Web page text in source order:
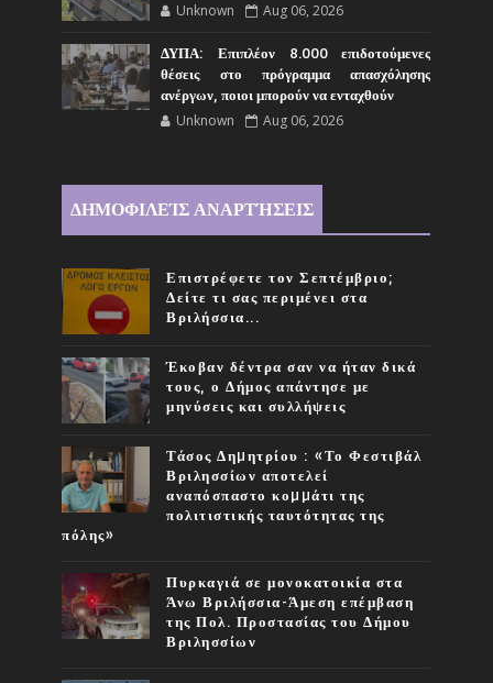
Unknown Aug 06, 2026
ΔΥΠΑ: Επιπλέον 8.000 επιδοτούμενες
θέσεις στο πρόγραμμα απασχόλησης
ανέργων, ποιοι μπορούν να ενταχθούν
Unknown Aug 06, 2026
ΔΗΜΟΦΙΛΕΊΣ ΑΝΑΡΤΉΣΕΙΣ
Επιστρέφετε τον Σεπτέμβριο;
Δείτε τι σας περιμένει στα
Βριλήσσια...
Έκοβαν δέντρα σαν να ήταν δικά
τους, ο Δήμος απάντησε με
μηνύσεις και συλλήψεις
Τάσος Δηµητρίου : «Το Φεστιβάλ
Βριλησσίων αποτελεί
αναπόσπαστο κοµµάτι της
πολιτιστικής ταυτότητας της
πόλης»
Πυρκαγιά σε μονοκατοικία στα
Άνω Βριλήσσια-Άμεση επέμβαση
της Πολ. Προστασίας του Δήμου
Βριλησσίων